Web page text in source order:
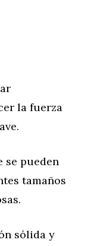
la fuerza
se pueden
tamaños
sólida y